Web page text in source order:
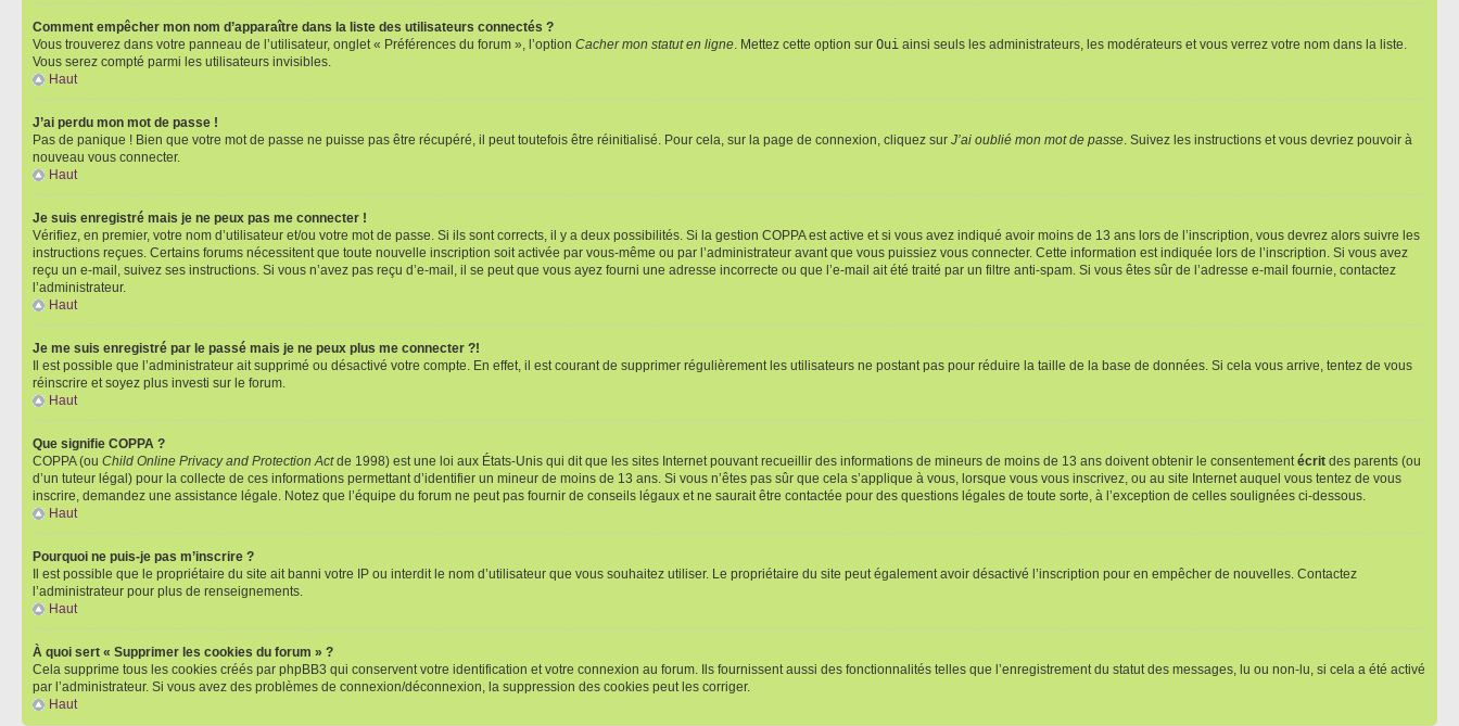
Comment empêcher mon nom d’apparaître dans la liste des utilisateurs connectés ?
Vous trouverez dans votre panneau de l’utilisateur, onglet « Préférences du forum », l’option Cacher mon statut en ligne. Mettez cette option sur Oui ainsi seuls les administrateurs, les modérateurs et vous verrez votre nom dans la liste.
Vous serez compté parmi les utilisateurs invisibles.
Haut
J’ai perdu mon mot de passe !
Pas de panique ! Bien que votre mot de passe ne puisse pas être récupéré, il peut toutefois être réinitialisé. Pour cela, sur la page de connexion, cliquez sur J’ai oublié mon mot de passe. Suivez les instructions et vous devriez pouvoir à
nouveau vous connecter.
Haut
Je suis enregistré mais je ne peux pas me connecter !
Vérifiez, en premier, votre nom d’utilisateur et/ou votre mot de passe. Si ils sont corrects, il y a deux possibilités. Si la gestion COPPA est active et si vous avez indiqué avoir moins de 13 ans lors de l’inscription, vous devrez alors suivre les
instructions reçues. Certains forums nécessitent que toute nouvelle inscription soit activée par vous-même ou par l’administrateur avant que vous puissiez vous connecter. Cette information est indiquée lors de l’inscription. Si vous avez
reçu un e-mail, suivez ses instructions. Si vous n’avez pas reçu d’e-mail, il se peut que vous ayez fourni une adresse incorrecte ou que l’e-mail ait été traité par un filtre anti-spam. Si vous êtes sûr de l’adresse e-mail fournie, contactez
l’administrateur.
Haut
Je me suis enregistré par le passé mais je ne peux plus me connecter ?!
Il est possible que l’administrateur ait supprimé ou désactivé votre compte. En effet, il est courant de supprimer régulièrement les utilisateurs ne postant pas pour réduire la taille de la base de données. Si cela vous arrive, tentez de vous
réinscrire et soyez plus investi sur le forum.
Haut
Que signifie COPPA ?
COPPA (ou Child Online Privacy and Protection Actde 1998) est une loi aux États-Unis qui dit que les sites Internet pouvant recueillir des informations de mineurs de moins de 13 ans doivent obtenir le consentementécrit des parents (ou
d’un tuteur légal) pour la collecte de ces informations permettant d’identifier un mineur de moins de 13 ans. Si vous n’êtes pas sûr que cela s’applique à vous, lorsque vous vous inscrivez, ou au site Internet auquel vous tentez de vous
inscrire, demandez une assistance légale. Notez que l’équipe du forum ne peut pas fournir de conseils légaux et ne saurait être contactée pour des questions légales de toute sorte, à l’exception de celles soulignées ci-dessous.
Haut
Pourquoi ne puis-je pas m’inscrire ?
Il est possible que le propriétaire du site ait banni votre IP ou interdit le nom d’utilisateur que vous souhaitez utiliser. Le propriétaire du site peut également avoir désactivé l’inscription pour en empêcher de nouvelles. Contactez
l’administrateur pour plus de renseignements.
Haut
À quoi sert « Supprimer les cookies du forum » ?
Cela supprime tous les cookies créés par phpBB3 qui conservent votre identification et votre connexion au forum. Ils fournissent aussi des fonctionnalités telles que l’enregistrement du statut des messages, lu ou non-lu, si cela a été activé
par l’administrateur. Si vous avez des problèmes de connexion/déconnexion, la suppression des cookies peut les corriger.
Haut